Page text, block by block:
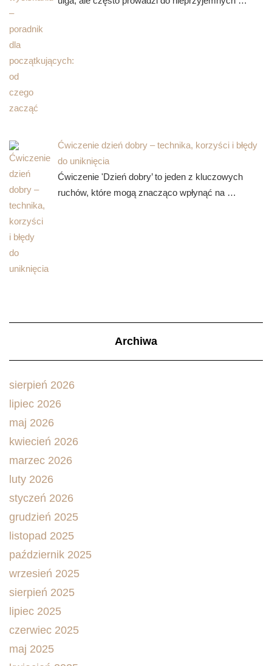
Ćwiczenie dzień dobry – technika, korzyści i błędy
do uniknięcia
Ćwiczenie 'Dzień dobry’ to jeden z kluczowych
ruchów, które mogą znacząco wpłynąć na …
Archiwa
sierpień 2026
lipiec 2026
maj 2026
kwiecień 2026
marzec 2026
luty 2026
styczeń 2026
grudzień 2025
listopad 2025
październik 2025
wrzesień 2025
sierpień 2025
lipiec 2025
czerwiec 2025
maj 2025